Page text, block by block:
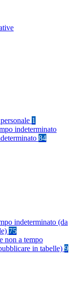
1
indeterminato
84
indeterminato (da
75
non a tempo
in tabelle) 9